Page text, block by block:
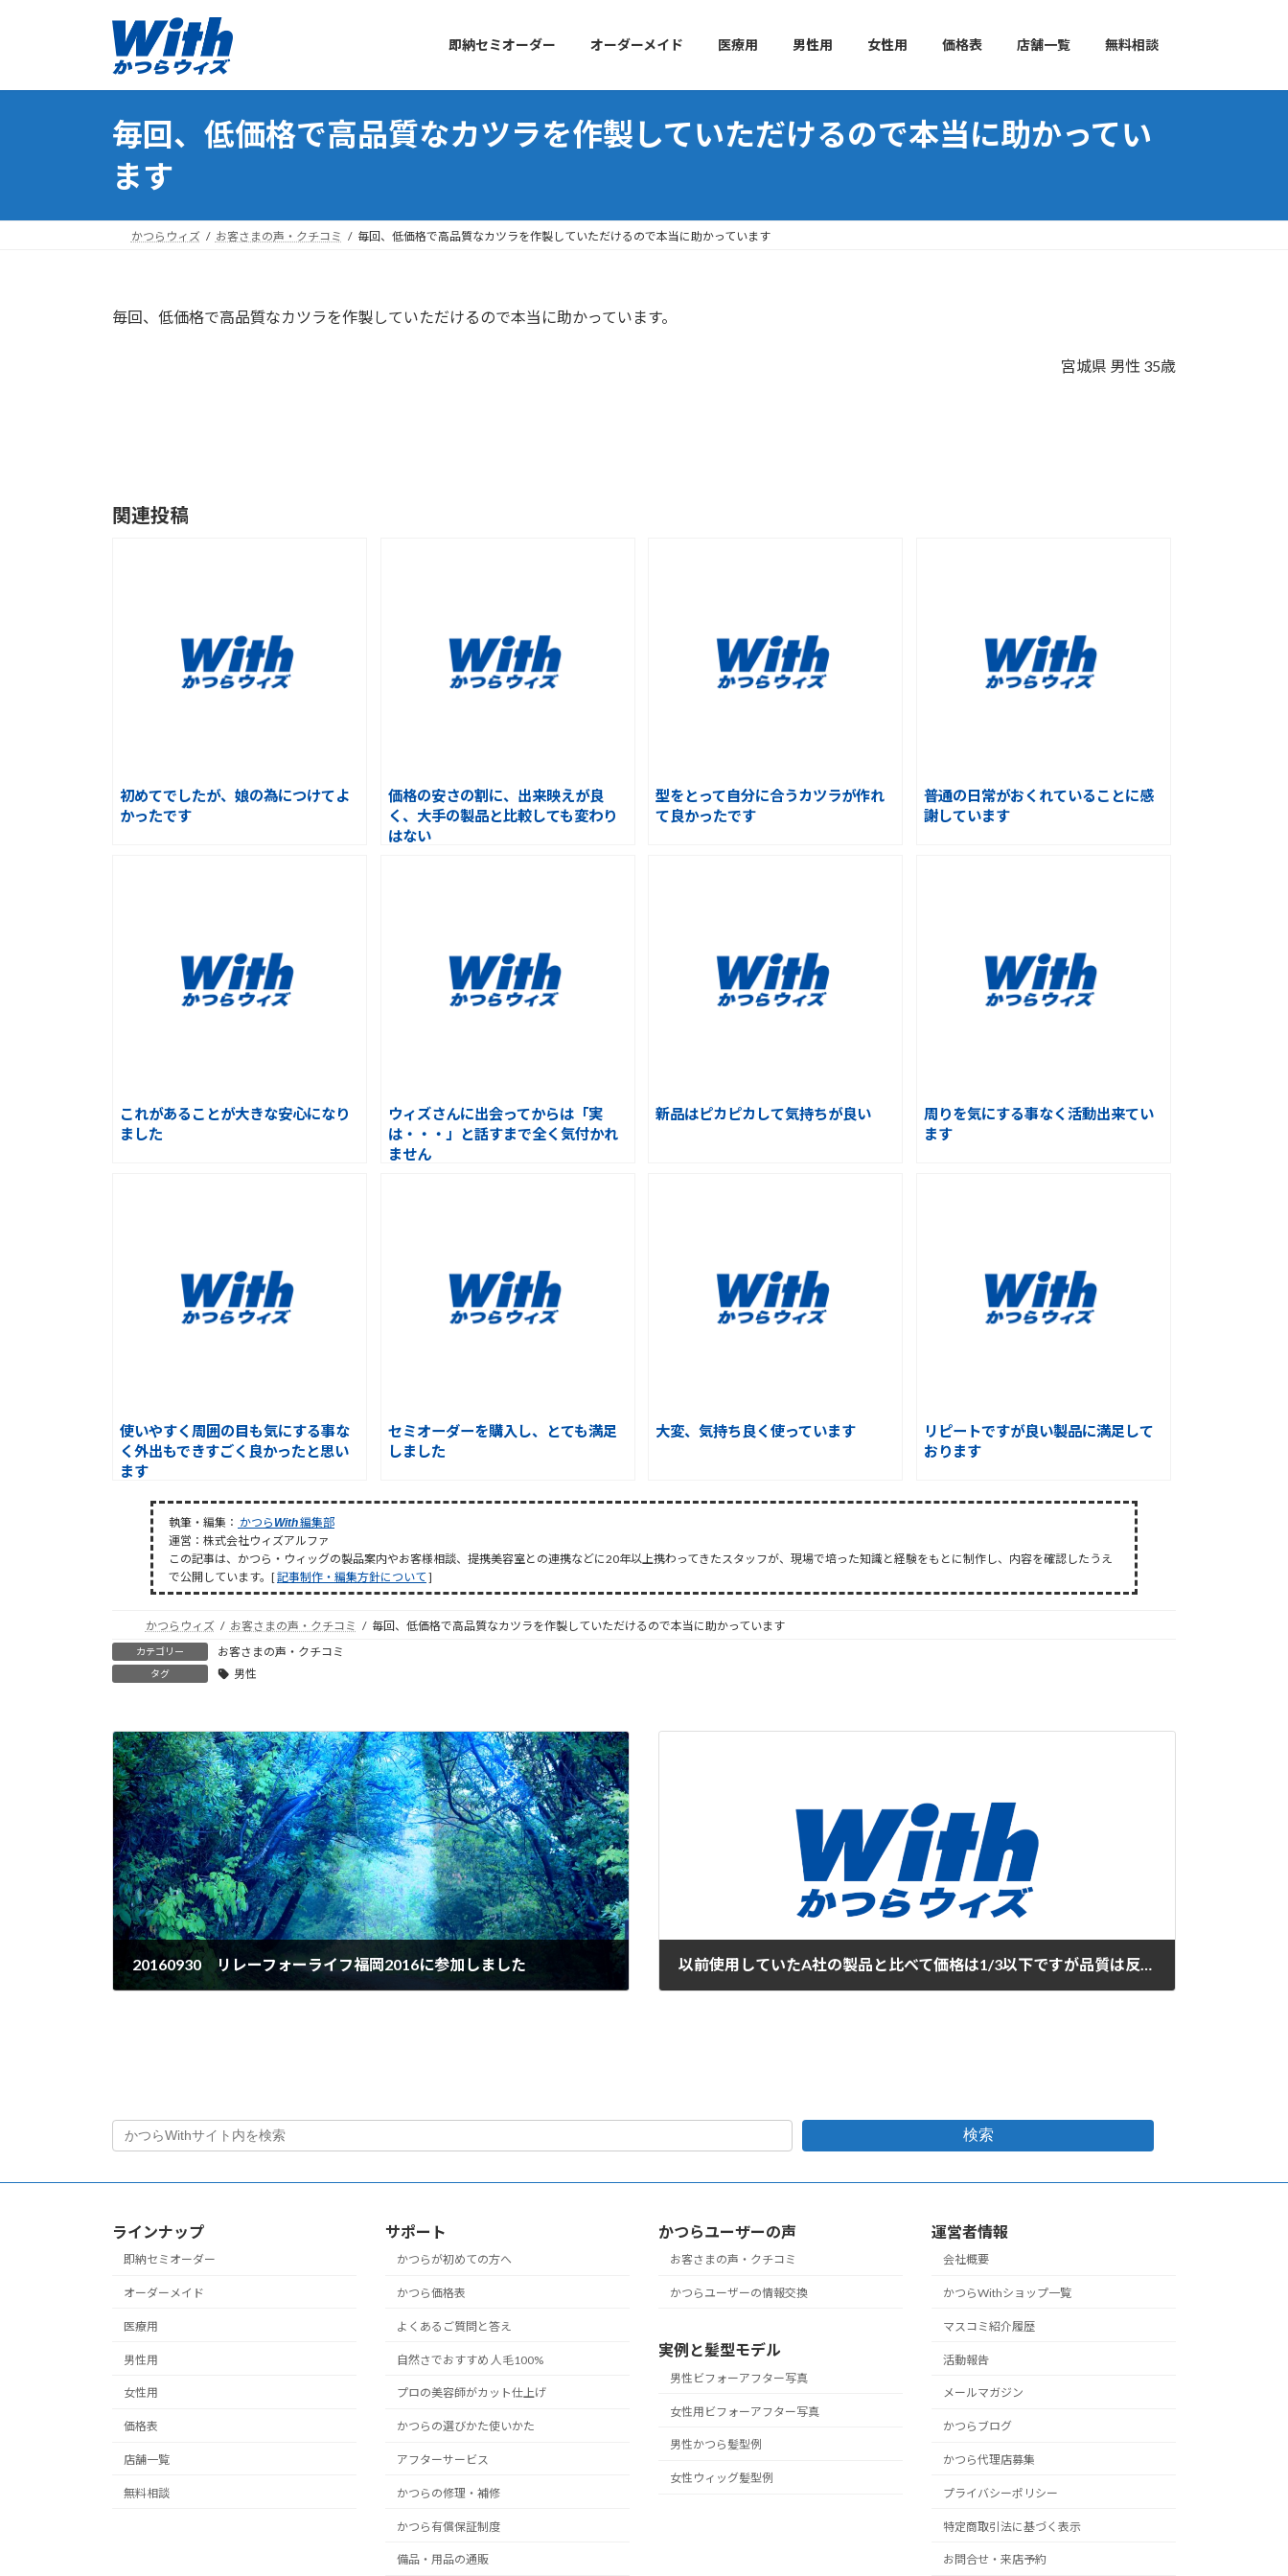
プ
動
即納セミオーダー オーダーメイド 医療用 男性用 女性用 価格表 店舗一覧 無料相談
毎回、低価格で高品質なカツラを作製していただけるので本当に助かってい
ます
かつらウィズ お客さまの声・クチコミ 毎回、低価格で高品質なカツラを作製していただけるので本当に助かっています
毎回、低価格で高品質なカツラを作製していただけるので本当に助かっています。
宮城県 男性 35歳
関連投稿
初めてでしたが、娘の為につけてよ
かったです
価格の安さの割に、出来映えが良
く、大手の製品と比較しても変わり
はない
型をとって自分に合うカツラが作れ
て良かったです
普通の日常がおくれていることに感
謝しています
これがあることが大きな安心になり
ました
ウィズさんに出会ってからは「実
は・・・」と話すまで全く気付かれ
ません
新品はピカピカして気持ちが良い
周りを気にする事なく活動出来てい
ます
使いやすく周囲の目も気にする事な
く外出もできすごく良かったと思い
ます
セミオーダーを購入し、とても満足
しました
大変、気持ち良く使っています
リピートですが良い製品に満足して
おります
執筆・編集： かつらWith編集部
運営：株式会社ウィズアルファ
この記事は、かつら・ウィッグの製品案内やお客様相談、提携美容室との連携などに20年以上携わってきたスタッフが、現場で培った知識と経験をもとに制作し、内容を確認したうえ
で公開しています。[記事制作・編集方針について ]
かつらウィズ お客さまの声・クチコミ 毎回、低価格で高品質なカツラを作製していただけるので本当に助かっています
カテゴリー お客さまの声・クチコミ
タグ 男性
20160930 リレーフォーライフ福岡2016に参加しました 以前使用していたA社の製品と比べて価格は1/3以下ですが品質は反対に優れている
検索
ラインナップ
即納セミオーダー
オーダーメイド
医療用
男性用
女性用
価格表
店舗一覧
無料相談
サポート
かつらが初めての方へ
かつら価格表
よくあるご質問と答え
自然さでおすすめ 人毛100%
プロの美容師がカット仕上げ
かつらの選びかた使いかた
アフターサービス
かつらの修理・補修
かつら有償保証制度
備品・用品の通販
かつらユーザーの声
お客さまの声・クチコミ
かつらユーザーの情報交換
実例と髪型モデル
男性ビフォーアフター写真
女性用ビフォーアフター写真
男性かつら髪型例
女性ウィッグ髪型例
運営者情報
会社概要
かつらWithショップ一覧
マスコミ紹介履歴
活動報告
メールマガジン
かつらブログ
かつら代理店募集
プライバシーポリシー
特定商取引法に基づく表示
お問合せ・来店予約